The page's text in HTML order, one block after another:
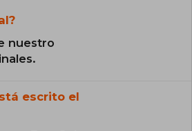
nuestro
escrito el